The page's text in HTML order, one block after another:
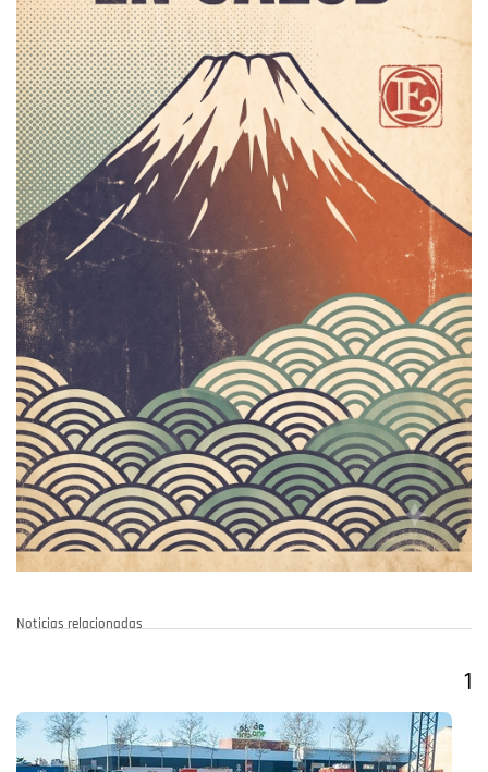
Noticias relacionadas
1